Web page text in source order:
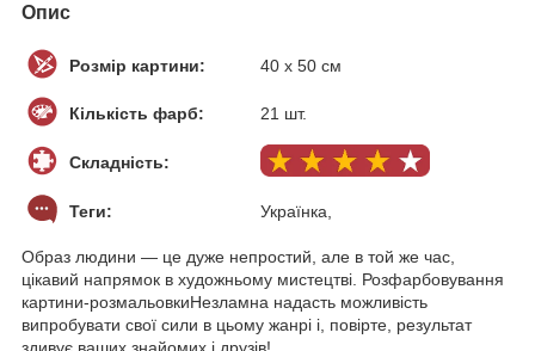
Опис
Розмір картини: 40 х 50 см
Кількість фарб: 21 шт.
Складність:
Теги: Українка,
Образ людини — це дуже непростий, але в той же час,
цікавий напрямок в художньому мистецтві. Розфарбовування
картини-розмальовкиНезламна надасть можливість
випробувати свої сили в цьому жанрі і, повірте, результат
здивує ваших знайомих і друзів!